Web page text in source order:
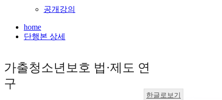
공개강의
home
단행본 상세
가출청소년보호 법·제도 연
구
한글로보기